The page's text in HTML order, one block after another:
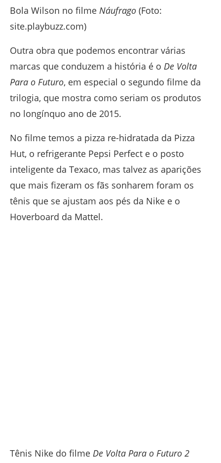
Bola Wilson no filme Náufrago (Foto:
site.playbuzz.com)
Outra obra que podemos encontrar várias
marcas que conduzem a história é o De Volta
Para o Futuro, em especial o segundo filme da
trilogia, que mostra como seriam os produtos
no longínquo ano de 2015.
No filme temos a pizza re-hidratada da Pizza
Hut, o refrigerante Pepsi Perfect e o posto
inteligente da Texaco, mas talvez as aparições
que mais fizeram os fãs sonharem foram os
tênis que se ajustam aos pés da Nike e o
Hoverboard da Mattel.
Tênis Nike do filme De Volta Para o Futuro 2